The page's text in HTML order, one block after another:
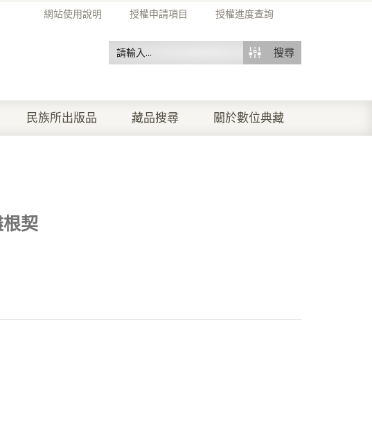
網站使用說明 授權申請項目 授權進度查詢
搜尋
民族所出版品 藏品搜尋 關於數位典藏
契